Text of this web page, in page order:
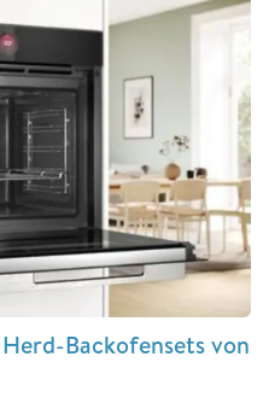
Backofensets von